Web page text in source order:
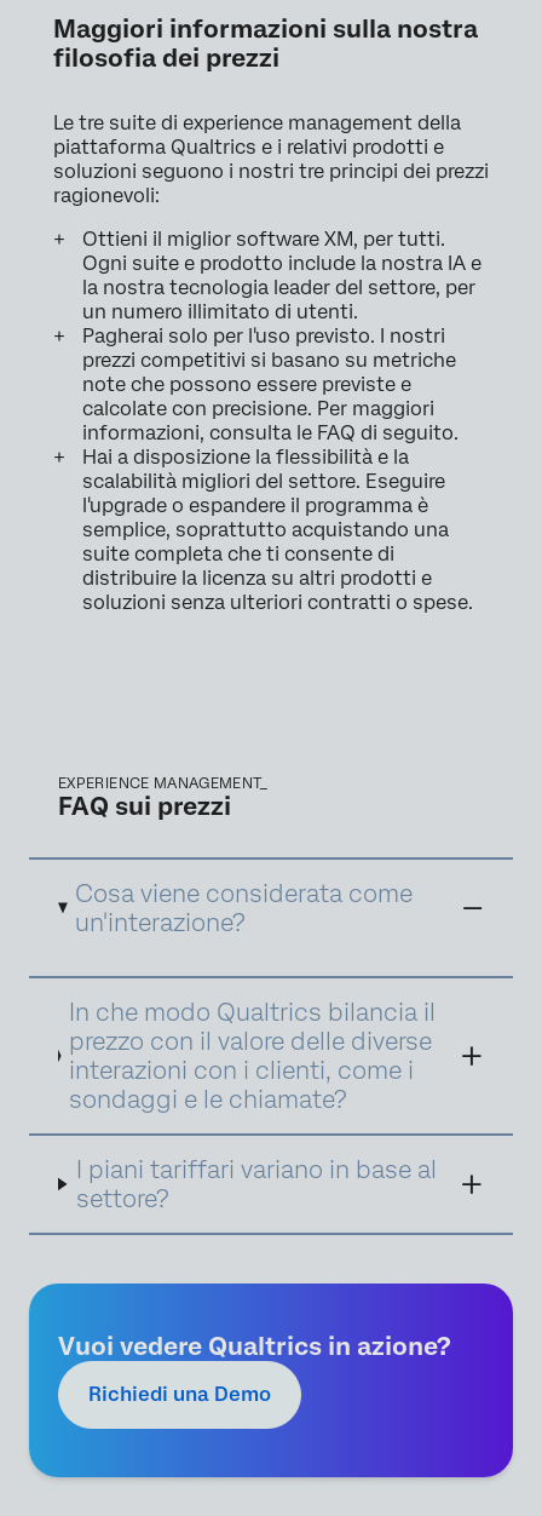
Maggiori informazioni sulla nostra
filosofia dei prezzi
Le tre suite di experience management della
piattaforma Qualtrics e i relativi prodotti e
soluzioni seguono i nostri tre principi dei prezzi
ragionevoli:
Ottieni il miglior software XM, per tutti.
Ogni suite e prodotto include la nostra IA e
la nostra tecnologia leader del settore, per
un numero illimitato di utenti.
Pagherai solo per l'uso previsto. I nostri
prezzi competitivi si basano su metriche
note che possono essere previste e
calcolate con precisione. Per maggiori
informazioni, consulta le FAQ di seguito.
Hai a disposizione la flessibilità e la
scalabilità migliori del settore. Eseguire
l'upgrade o espandere il programma è
semplice, soprattutto acquistando una
suite completa che ti consente di
distribuire la licenza su altri prodotti e
soluzioni senza ulteriori contratti o spese.
EXPERIENCE MANAGEMENT_
FAQ sui prezzi
Cosa viene considerata come
un'interazione?
registrazione di dati raccolta e/o elaborata da
Qualtrics per fornire insight XM e promuovere
azioni ottimali. Vi sono diversi tipi di
interazione per prodotti e suite diversi. Di
seguito sono riportati esempi di interazioni
per le tre suite, tutte intercambiabili
all'interno della suite.
In che modo Qualtrics bilancia il
prezzo con il valore delle diverse
interazioni con i clienti, come i
sondaggi e le chiamate?
I piani tariffari variano in base al
settore?
Vuoi vedere Qualtrics in azione?
Richiedi una Demo